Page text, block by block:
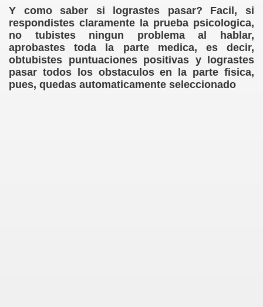
Y como saber si lograstes pasar? Facil, si
respondistes claramente la prueba psicologica,
no tubistes ningun problema al hablar,
aprobastes toda la parte medica, es decir,
obtubistes puntuaciones positivas y lograstes
pasar todos los obstaculos en la parte fisica,
pues, quedas automaticamente seleccionado